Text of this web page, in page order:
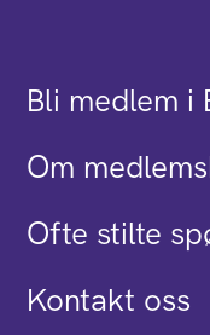
Bli medlem i
Om
Ofte stilte
Kontakt oss